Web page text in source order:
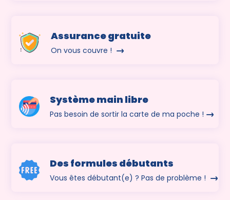
Assurance gratuite
On vous couvre !
Système main libre
Pas besoin de sortir la carte de ma poche !
Des formules débutants
Vous êtes débutant(e) ? Pas de problème !